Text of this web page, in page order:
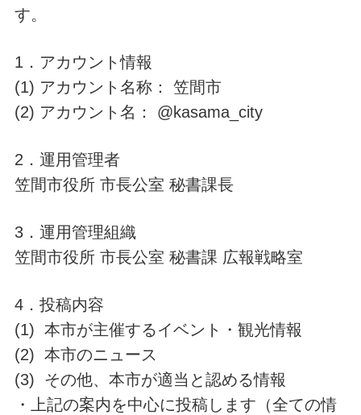
す。
1．アカウント情報
(1) アカウント名称： 笠間市
(2) アカウント名： @kasama_city
2．運用管理者
笠間市役所 市長公室 秘書課長
3．運用管理組織
笠間市役所 市長公室 秘書課 広報戦略室
4．投稿内容
(1) 本市が主催するイベント・観光情報
(2) 本市のニュース
(3) その他、本市が適当と認める情報
・上記の案内を中心に投稿します（全ての情